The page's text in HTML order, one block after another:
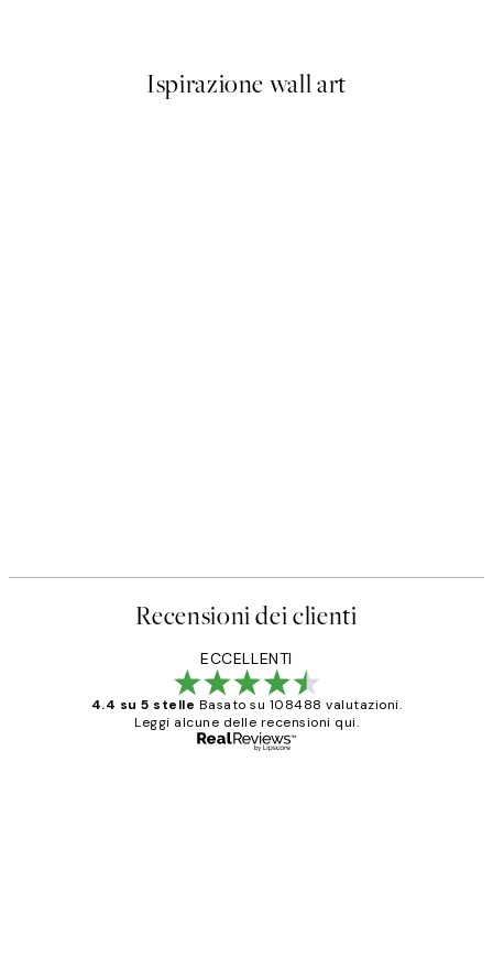
Ispirazione wall art
Recensioni dei clienti
ECCELLENTI
4.4 su 5 stelle Basato su 108488 valutazioni.
Leggi alcune delle recensioni qui.